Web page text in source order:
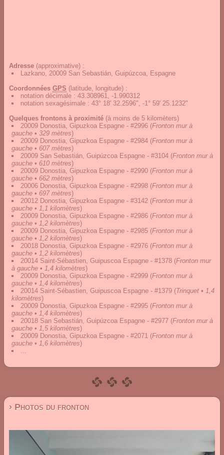
Adresse (approximative) :
Lazkano, 20009 San Sebastián, Guipúzcoa, Espagne
Coordonnées GPS (latitude, longitude) :
notation décimale : 43.308961, -1.990312
notation sexagésimale : 43° 18' 32.2596", -1° 59' 25.1232"
Quelques frontons à proximité (à moins de 5 kilomèters)
20009 Donostia, Gipuzkoa Espagne - #2996 (Fronton mur à
gauche • 329 mètres)
20009 Donostia, Gipuzkoa Espagne - #2984 (Fronton mur à
gauche • 607 mètres)
20009 San Sebastián, Guipúzcoa Espagne - #3104 (Fronton mur à
gauche • 610 mètres)
20009 Donostia, Gipuzkoa Espagne - #2990 (Fronton mur à
gauche • 662 mètres)
20006 Donostia, Gipuzkoa Espagne - #2998 (Fronton mur à
gauche • 697 mètres)
20012 Donostia, Gipuzkoa Espagne - #3142 (Fronton mur à
gauche • 1,1 kilomètres)
20009 Donostia, Gipuzkoa Espagne - #2986 (Fronton mur à
gauche • 1,2 kilomètres)
20009 Donostia, Gipuzkoa Espagne - #2985 (Fronton mur à
gauche • 1,2 kilomètres)
20018 Donostia, Gipuzkoa Espagne - #2976 (Fronton mur à
gauche • 1,2 kilomètres)
20014 Saint-Sébastien, Guipuscoa Espagne - #1378 (Fronton mur
à gauche • 1,4 kilomètres)
20009 Donostia, Gipuzkoa Espagne - #2999 (Fronton mur à
gauche • 1,4 kilomètres)
20014 Saint-Sébastien, Guipuscoa Espagne - #1379 (Trinquet • 1,4
kilomètres)
20009 Donostia, Gipuzkoa Espagne - #2995 (Fronton mur à
gauche • 1,4 kilomètres)
20018 San Sebastián, Guipúzcoa Espagne - #2977 (Fronton mur à
gauche • 1,5 kilomètres)
20009 Donostia, Gipuzkoa Espagne - #2071 (Fronton mur à
gauche • 1,6 kilomètres)
...
› Photos du fronton